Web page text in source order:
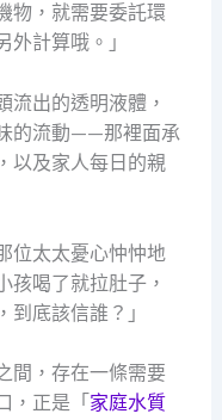
物，就需要委託環
計算哦。」
流出的透明液體，
的流動——那裡面承
以及家人每日的親
位太太憂心忡忡地
孩喝了就拉肚子，
底該信誰？」
間，存在一條需要
，正是「 家庭水質